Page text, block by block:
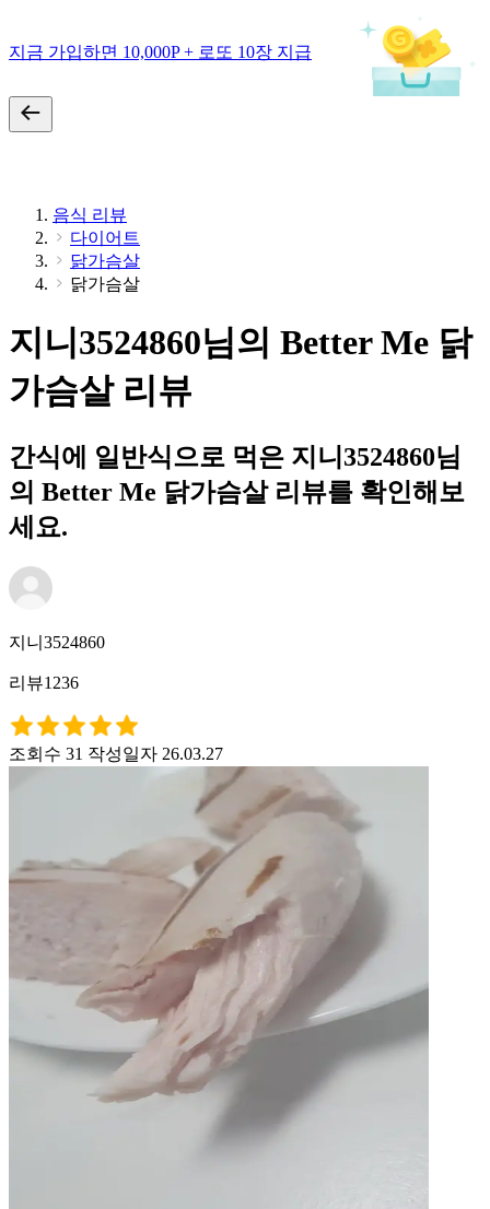
지금 가입하면 10,000P + 로또 10장 지급
음식 리뷰
다이어트
닭가슴살
닭가슴살
지니3524860님의 Better Me 닭
가슴살 리뷰
간식에 일반식으로 먹은 지니3524860님
의 Better Me 닭가슴살 리뷰를 확인해보
세요.
지니3524860
리뷰1236
조회수 31 작성일자 26.03.27